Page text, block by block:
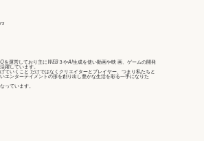
を運営しており主にWEB３やAI生成を使い動画や映 画、ゲームの開発
躍しています。
ていくこと だけではなくクリエイターとプレイヤー、つまり私たちと
エンターテイメントの形を創り出し豊かな生活を彩る一手になりた
っています。